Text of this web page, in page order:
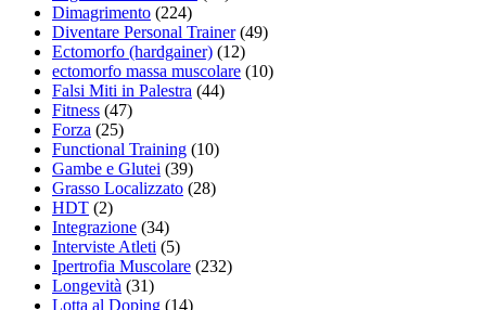
Dimagrimento (224)
Diventare Personal Trainer(49)
Ectomorfo (hardgainer) (12)
ectomorfo massa muscolare (10)
Falsi Miti in Palestra (44)
Fitness (47)
Forza (25)
Functional Training (10)
Gambe e Glutei (39)
Grasso Localizzato (28)
HDT (2)
Integrazione (34)
Interviste Atleti (5)
Ipertrofia Muscolare (232)
Longevità (31)
Lotta al Doping (14)